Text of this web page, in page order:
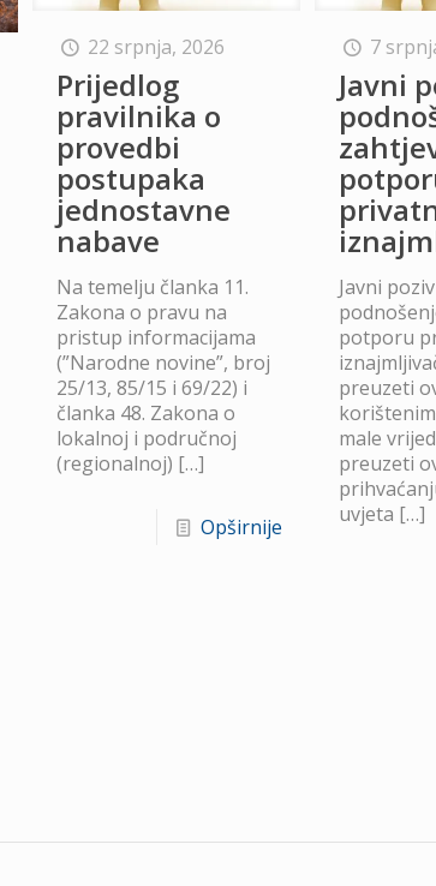
22 srpnja, 2026
Prijedlog
pravilnika o
provedbi
postupaka
jednostavne
nabave
Na temelju članka 11.
Zakona o pravu na
pristup informacijama
(”Narodne novine”, broj
25/13, 85/15 i 69/22) i
članka 48. Zakona o
lokalnoj i područnoj
(regionalnoj) […]
Opširnije
7
Javni
Javni
potporu
preuzeti
male
preuzeti
uvjeta […]